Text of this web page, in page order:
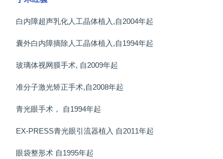
白内障超声乳化人工晶体植入,自2004年起
囊外白内障摘除人工晶体植入,自1994年起
玻璃体视网膜手术, 自2009年起
准分子激光矫正手术,自2008年起
青光眼手术， 自1994年起
EX-PRESS青光眼引流器植入 自2011年起
眼袋整形术 自1995年起